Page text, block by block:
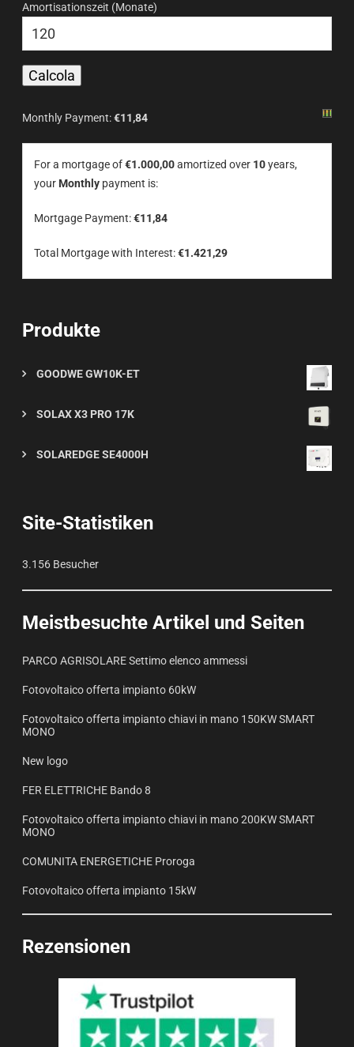
Amortisationszeit (Monate)
Monthly Payment:€11,84
For a mortgage of€1.000,00amortized over 10years,
your Monthly payment is:
Mortgage Payment:€11,84
Total Mortgage with Interest:€1.421,29
Produkte
GOODWE GW10K-ET
SOLAX X3 PRO 17K
SOLAREDGE SE4000H
Site-Statistiken
3.156 Besucher
Meistbesuchte Artikel und Seiten
PARCO AGRISOLARE Settimo elenco ammessi
Fotovoltaico offerta impianto 60kW
Fotovoltaico offerta impianto chiavi in mano 150KW SMART
MONO
New logo
FER ELETTRICHE Bando 8
Fotovoltaico offerta impianto chiavi in mano 200KW SMART
MONO
COMUNITA ENERGETICHE Proroga
Fotovoltaico offerta impianto 15kW
Rezensionen